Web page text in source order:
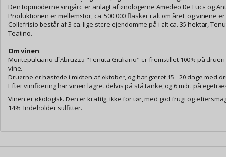
Den topmoderne vingård er anlagt af ønologerne Amedeo De Luca og
Produktionen er mellemstor, ca. 500.000 flasker i alt om året, og vinene
Collefrisio består af 3 ca. lige store ejendomme på i alt ca. 35 hektar,
Teatino.
Om vinen:
Montepulciano d`Abruzzo "Tenuta Giuliano" er fremstillet 100% på
vine.
Druerne er høstede i midten af oktober, og har gæret 15 - 20 dage med
Efter vinificering har vinen lagret delvis på ståltanke, og 6 mdr. på
Vinen er økologisk. Den er kraftig, ikke for tør, med god frugt og
14%. Indeholder sulfitter.